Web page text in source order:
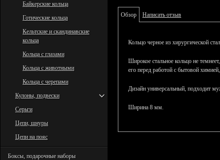
Байкерские кольца
Готические кольца
Кельтские и скандинавские
кольца
Кольца с глазами
Кольца с животными
Кольца с черепами
Кулоны, подвески
Серьги
Цепи, шнуры
Цепи на пояс
Боксы, подарочные наборы
Обзор Написать отзыв
Кольцо черное из хирургической
Широкое стальное кольцо не
его перед работой с бытовой
Дизайн универсальный, подходит
Ширина 8 мм.